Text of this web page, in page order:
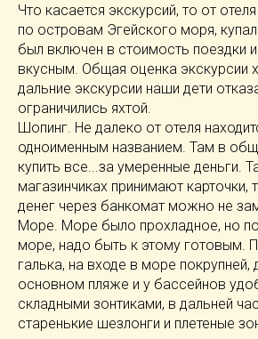
Что касается экскурсий, то от
по островам Эгейского моря,
был включен в стоимость поездки
вкусным. Общая оценка экскурсии
дальние экскурсии наши дети
ограничились яхтой.
Шопинг. Не далеко от отеля
одноименным названием. Там в
купить все...за умеренные деньги.
магазинчиках принимают карточки,
денег через банкомат можно не
Море. Море было прохладное, но
море, надо быть к этому готовым.
галька, на входе в море
основном пляже и у бассейнов
складными зонтиками, в дальней
старенькие шезлонги и плетеные